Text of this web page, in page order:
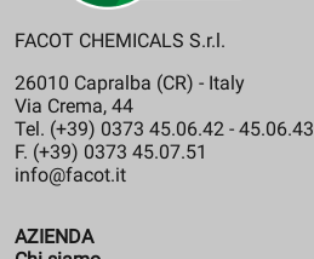
FACOT CHEMICALS S.r.l.
26010 Capralba (CR) - Italy
Via Crema, 44
Tel. (+39) 0373 45.06.42 - 45.06.43
F. (+39) 0373 45.07.51
info@facot.it
AZIENDA